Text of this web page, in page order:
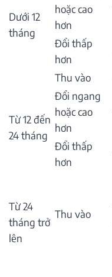
Dưới 12
tháng
hoặc cao
hơn
Đổi thấp
hơn
Từ 12 đến
24 tháng
Thu vào
Đổi ngang
hoặc cao
hơn
Đổi thấp
hơn
Từ 24
tháng trở
lên
Thu vào